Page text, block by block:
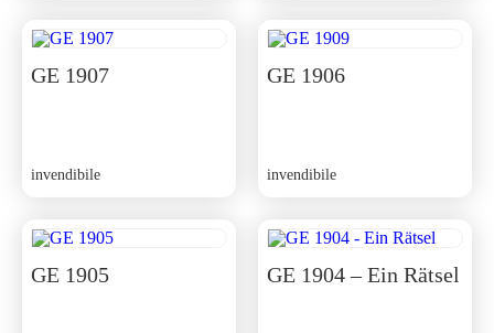
GE 1907
invendibile
GE 1906
invendibile
GE 1905 GE 1904 – Ein Rätsel